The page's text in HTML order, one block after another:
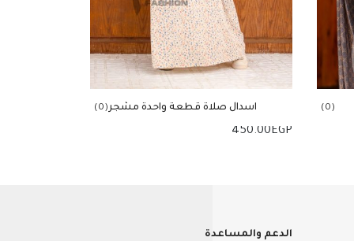
(0)
اسدال صلاة قطعة واحدة مشجر(0)
450.00EGP
الدعم والمساعدة